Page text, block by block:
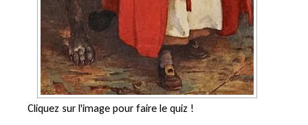
Cliquez sur l'image pour faire le quiz !